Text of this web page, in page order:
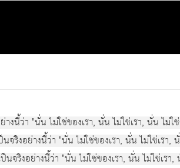
"นั่น ไมใชของเรา, นั่น ไมใชเรา, นั่น ไมใ
างนี้ว่า "นั่น ไมใชของเรา, นั่น ไมใชเรา,
างนี้่ว่า "นั่น ไมใชของเรา, นั่น ไมใชเรา,